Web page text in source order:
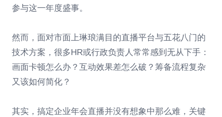
参与这一年度盛事。
然而，面对市面上琳琅满目的直播平台与五花八门的
技术方案，很多HR或行政负责人常常感到无从下手：
画面卡顿怎么办？互动效果差怎么破？筹备流程复杂
又该如何简化？
其实，搞定企业年会直播并没有想象中那么难，关键